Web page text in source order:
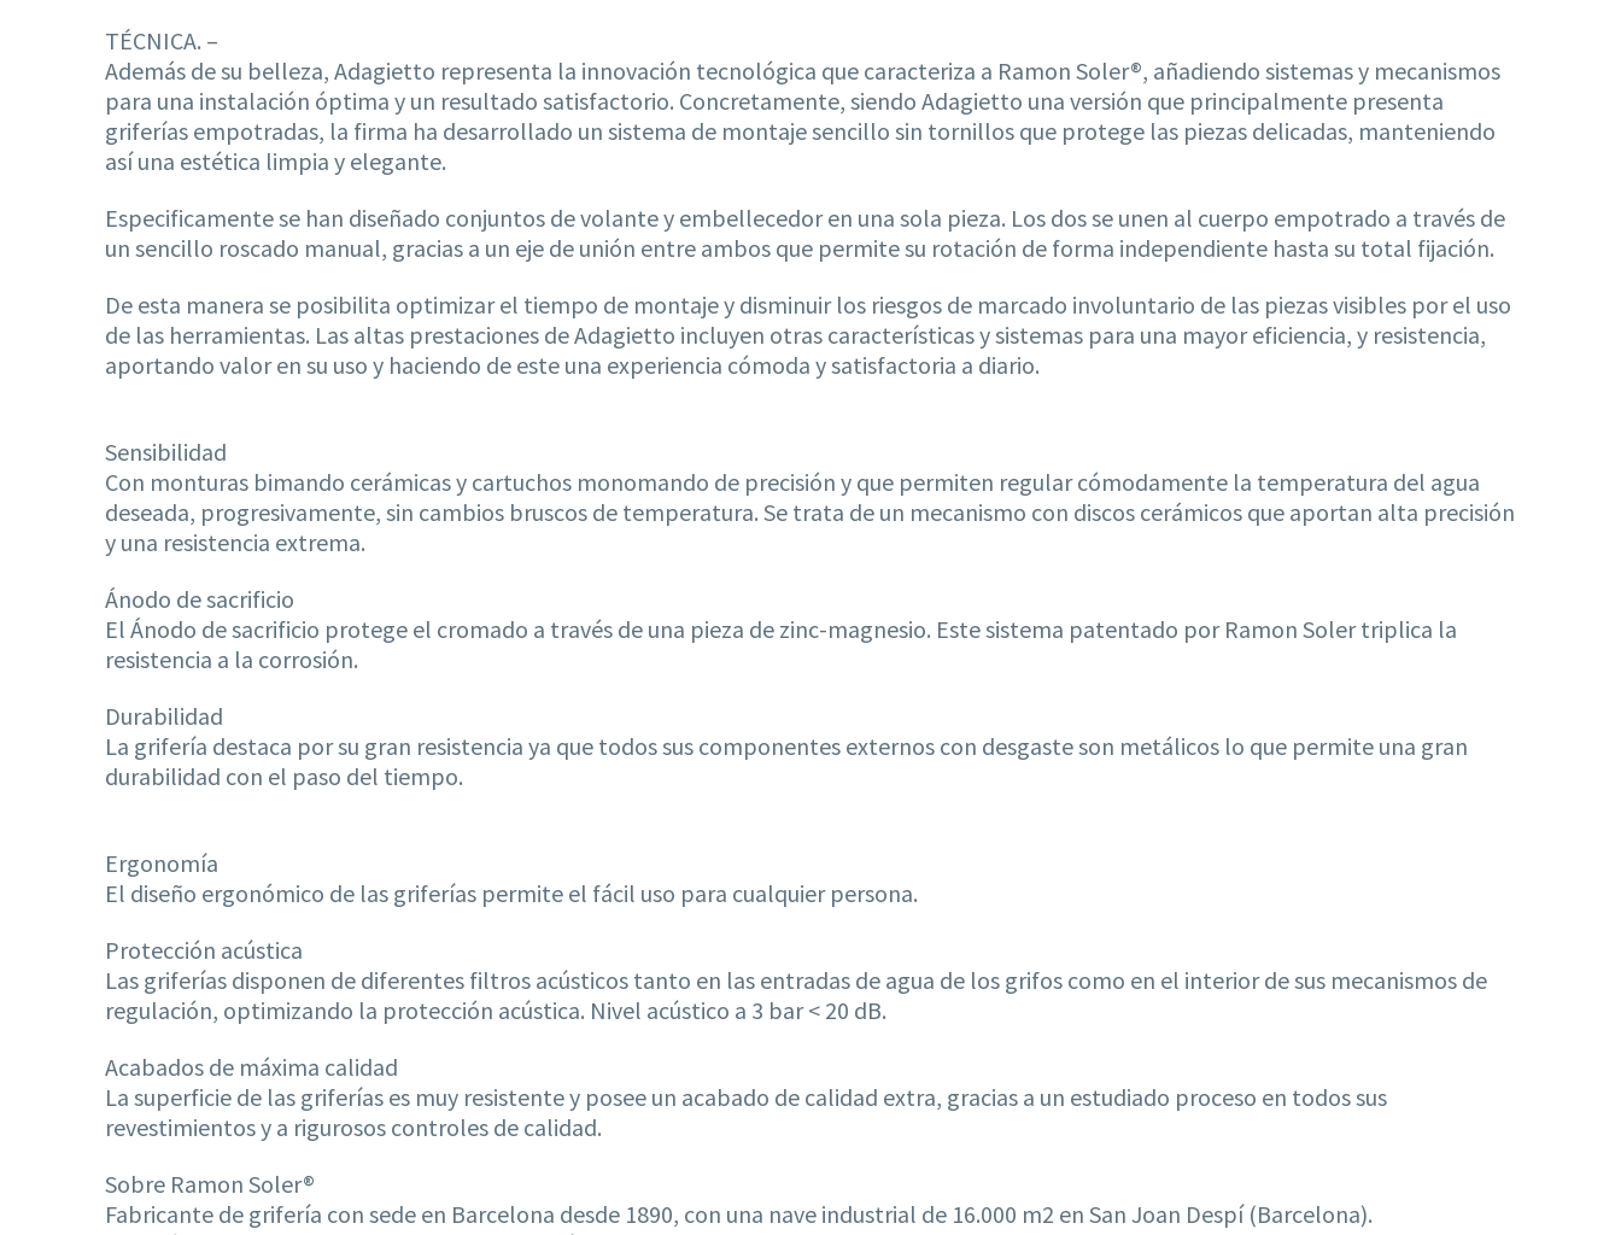
TÉCNICA. –
Además de su belleza, Adagietto representa la innovación tecnológica que caracteriza a Ramon Soler®, añadiendo sistemas y mecanismos
para una instalación óptima y un resultado satisfactorio. Concretamente, siendo Adagietto una versión que principalmente presenta
griferías empotradas, la firma ha desarrollado un sistema de montaje sencillo sin tornillos que protege las piezas delicadas, manteniendo
así una estética limpia y elegante.
Especificamente se han diseñado conjuntos de volante y embellecedor en una sola pieza. Los dos se unen al cuerpo empotrado a través de
un sencillo roscado manual, gracias a un eje de unión entre ambos que permite su rotación de forma independiente hasta su total fijación.
De esta manera se posibilita optimizar el tiempo de montaje y disminuir los riesgos de marcado involuntario de las piezas visibles por el uso
de las herramientas. Las altas prestaciones de Adagietto incluyen otras características y sistemas para una mayor eficiencia, y resistencia,
aportando valor en su uso y haciendo de este una experiencia cómoda y satisfactoria a diario.
Sensibilidad
Con monturas bimando cerámicas y cartuchos monomando de precisión y que permiten regular cómodamente la temperatura del agua
deseada, progresivamente, sin cambios bruscos de temperatura. Se trata de un mecanismo con discos cerámicos que aportan alta precisión
y una resistencia extrema.
Ánodo de sacrificio
El Ánodo de sacrificio protege el cromado a través de una pieza de zinc-magnesio. Este sistema patentado por Ramon Soler triplica la
resistencia a la corrosión.
Durabilidad
La grifería destaca por su gran resistencia ya que todos sus componentes externos con desgaste son metálicos lo que permite una gran
durabilidad con el paso del tiempo.
Ergonomía
El diseño ergonómico de las griferías permite el fácil uso para cualquier persona.
Protección acústica
Las griferías disponen de diferentes filtros acústicos tanto en las entradas de agua de los grifos como en el interior de sus mecanismos de
regulación, optimizando la protección acústica. Nivel acústico a 3 bar < 20 dB.
Acabados de máxima calidad
La superficie de las griferías es muy resistente y posee un acabado de calidad extra, gracias a un estudiado proceso en todos sus
revestimientos y a rigurosos controles de calidad.
Sobre Ramon Soler®
Fabricante de grifería con sede en Barcelona desde 1890, con una nave industrial de 16.000 m2 en San Joan Despí (Barcelona).